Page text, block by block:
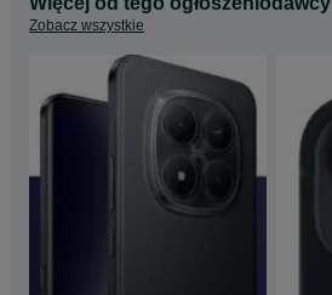
Zobacz wszystkie